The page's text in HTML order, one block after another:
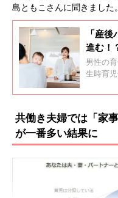
島ともこさんに聞きました。
「産
進む！
育休」
男性の
生時育
に家事
自身も
を経済
研究科
共働き夫婦では「家
が一番多い結果に